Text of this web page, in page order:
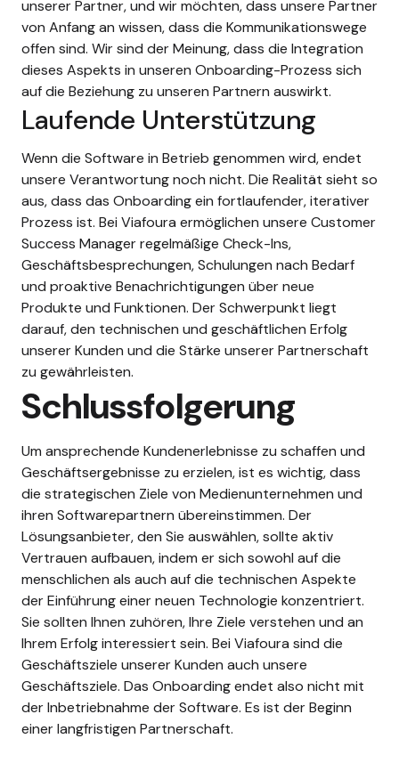
unserer Partner, und wir möchten, dass unsere Partner
von Anfang an wissen, dass die Kommunikationswege
offen sind. Wir sind der Meinung, dass die Integration
dieses Aspekts in unseren Onboarding-Prozess sich
auf die Beziehung zu unseren Partnern auswirkt.
Laufende Unterstützung
Wenn die Software in Betrieb genommen wird, endet
unsere Verantwortung noch nicht. Die Realität sieht so
aus, dass das Onboarding ein fortlaufender, iterativer
Prozess ist. Bei Viafoura ermöglichen unsere Customer
Success Manager regelmäßige Check-Ins,
Geschäftsbesprechungen, Schulungen nach Bedarf
und proaktive Benachrichtigungen über neue
Produkte und Funktionen. Der Schwerpunkt liegt
darauf, den technischen und geschäftlichen Erfolg
unserer Kunden und die Stärke unserer Partnerschaft
zu gewährleisten.
Schlussfolgerung
Um ansprechende Kundenerlebnisse zu schaffen und
Geschäftsergebnisse zu erzielen, ist es wichtig, dass
die strategischen Ziele von Medienunternehmen und
ihren Softwarepartnern übereinstimmen. Der
Lösungsanbieter, den Sie auswählen, sollte aktiv
Vertrauen aufbauen, indem er sich sowohl auf die
menschlichen als auch auf die technischen Aspekte
der Einführung einer neuen Technologie konzentriert.
Sie sollten Ihnen zuhören, Ihre Ziele verstehen und an
Ihrem Erfolg interessiert sein. Bei Viafoura sind die
Geschäftsziele unserer Kunden auch unsere
Geschäftsziele. Das Onboarding endet also nicht mit
der Inbetriebnahme der Software. Es ist der Beginn
einer langfristigen Partnerschaft.